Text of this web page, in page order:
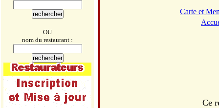
OU
nom du restaurant :
Carte et
Ce